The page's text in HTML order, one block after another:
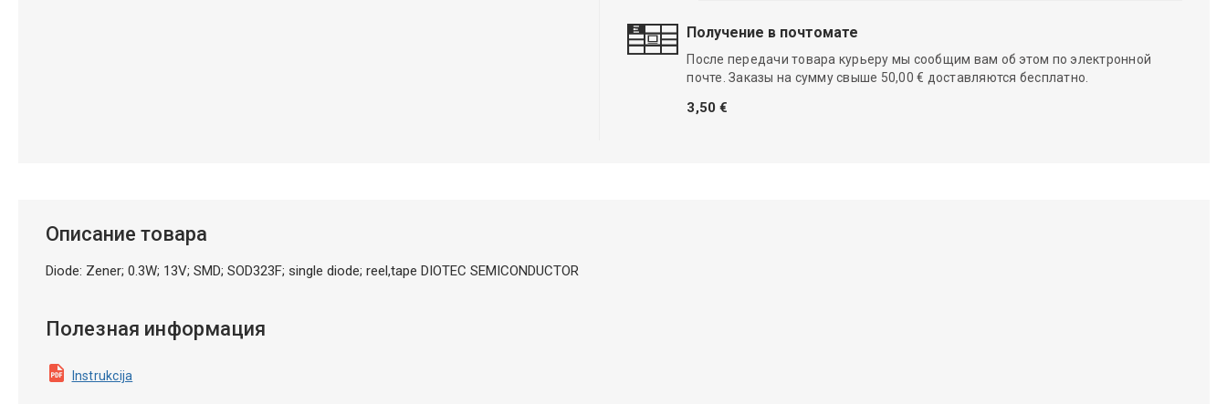
Получение в почтомате
После передачи товара курьеру мы сообщим вам об этом по электронной
почте. Заказы на сумму свыше 50,00 € доставляются бесплатно.
3,50 €
Описание товара
Diode: Zener; 0.3W; 13V; SMD; SOD323F; single diode; reel,tape DIOTEC SEMICONDUCTOR
Полезная информация
Instrukcija